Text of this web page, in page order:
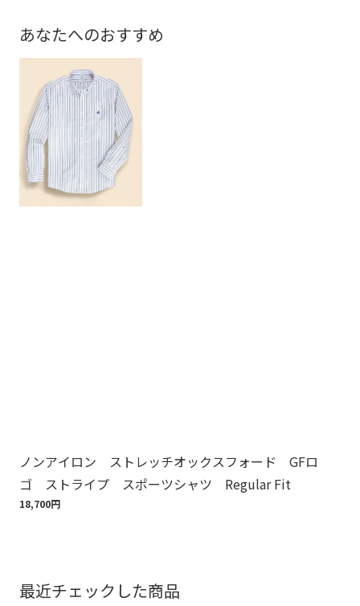
あなたへのおすすめ
ノンアイロン ストレッチオックスフォード GFロ
ゴ ストライプ スポーツシャツ Regular Fit
18,700円
最近チェックした商品